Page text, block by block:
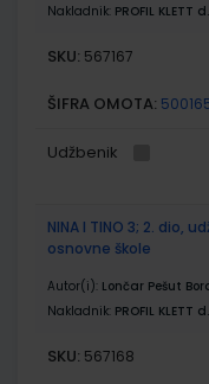
Nakladnik: PROFIL KLETT
SKU: 567167
ŠIFRA OMOTA:
Udžbenik
NINA I TINO 3; 2. dio,
osnovne škole
Autor(i): Lončar Pešut
Nakladnik: PROFIL KLETT
SKU: 567168